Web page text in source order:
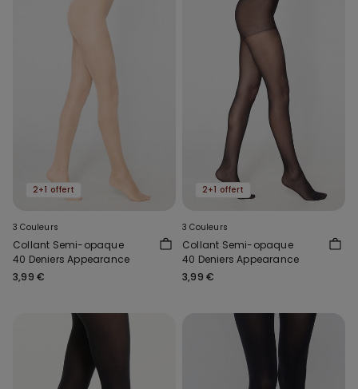
2+1 offert
3 Couleurs
Collant Semi-opaque
40 Deniers Appearance
3,99 €
2+1 offert
3 Couleurs
Collant Semi-opaque
40 Deniers Appearance
3,99 €